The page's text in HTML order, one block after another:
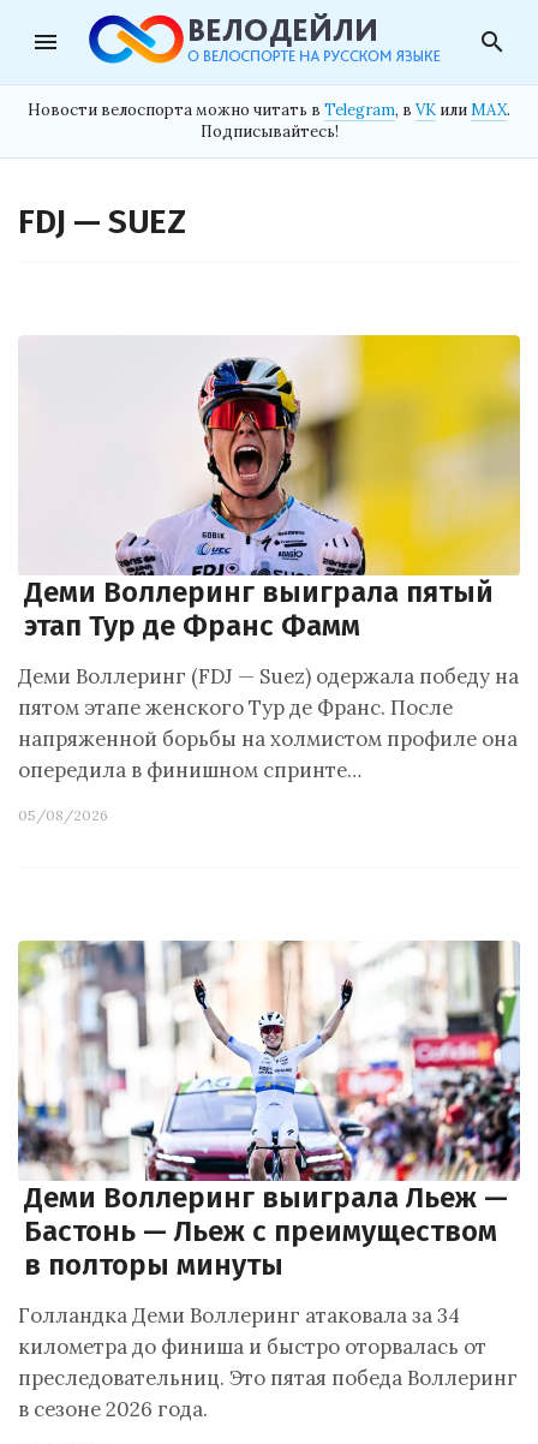
menu search
Новости велоспорта можно читать в Telegram, в VK илиMAX.
Подписывайтесь!
FDJ — SUEZ
Деми Воллеринг выиграла пятый
этап Тур де Франс Фамм
Деми Воллеринг (FDJ — Suez) одержала победу на
пятом этапе женского Тур де Франс. После
напряженной борьбы на холмистом профиле она
опередила в финишном спринте…
05/08/2026
Деми Воллеринг выиграла Льеж —
Бастонь — Льеж с преимуществом
в полторы минуты
Голландка Деми Воллеринг атаковала за 34
километра до финиша и быстро оторвалась от
преследовательниц. Это пятая победа Воллеринг
в сезоне 2026 года.